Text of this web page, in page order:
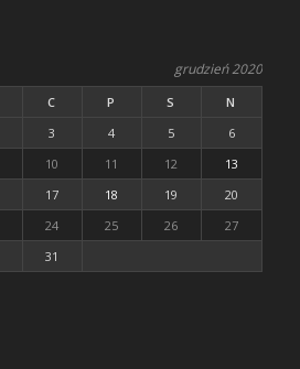
grudzień 2020
C P S
N
3 4 5
6
10 11 12
13
17 18 19
20
24 25 26
27
31